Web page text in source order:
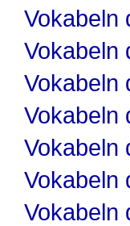
Vokabeln
Vokabeln
Vokabeln
Vokabeln
Vokabeln
Vokabeln
Vokabeln